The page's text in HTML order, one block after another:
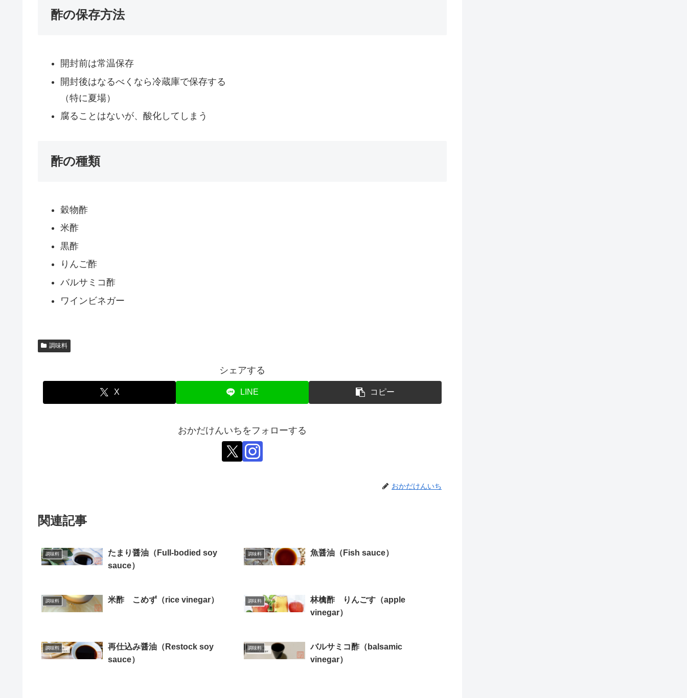
酢の保存方法
開封前は常温保存
開封後はなるべくなら冷蔵庫で保存する
（特に夏場）
腐ることはないが、酸化してしまう
酢の種類
穀物酢
米酢
黒酢
りんご酢
バルサミコ酢
ワインビネガー
調味料
シェアする
X LINE コピー
おかだけんいちをフォローする
おかだけんいち
関連記事
調味料
たまり醤油（Full-bodied soy
sauce）
調味料 魚醤油（Fish sauce）
調味料 米酢 こめず（rice vinegar） 調味料
林檎酢 りんごす（apple
vinegar）
調味料
再仕込み醤油（Restock soy
sauce）
調味料
バルサミコ酢（balsamic
vinegar）